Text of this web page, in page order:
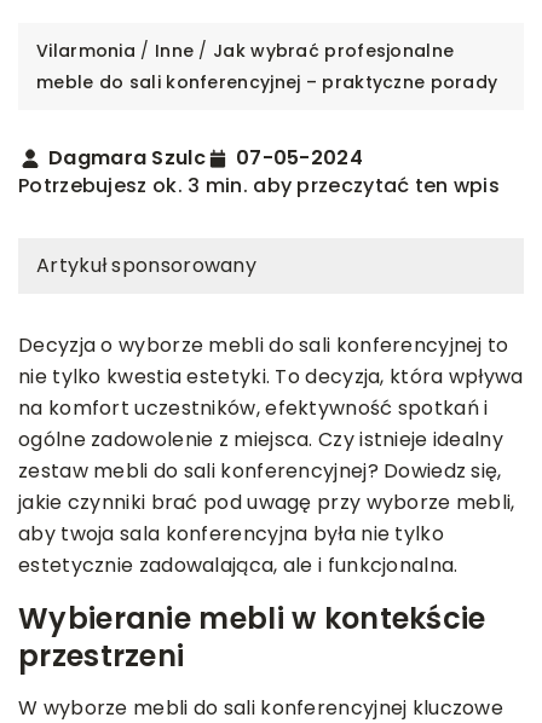
Vilarmonia / Inne / Jak wybrać profesjonalne
meble do sali konferencyjnej – praktyczne porady
Dagmara Szulc
07-05-2024
Potrzebujesz ok. 3 min. aby przeczytać ten wpis
Artykuł sponsorowany
Decyzja o wyborze mebli do sali konferencyjnej to
nie tylko kwestia estetyki. To decyzja, która wpływa
na komfort uczestników, efektywność spotkań i
ogólne zadowolenie z miejsca. Czy istnieje idealny
zestaw mebli do sali konferencyjnej? Dowiedz się,
jakie czynniki brać pod uwagę przy wyborze mebli,
aby twoja sala konferencyjna była nie tylko
estetycznie zadowalająca, ale i funkcjonalna.
Wybieranie mebli w kontekście
przestrzeni
W wyborze mebli do sali konferencyjnej kluczowe